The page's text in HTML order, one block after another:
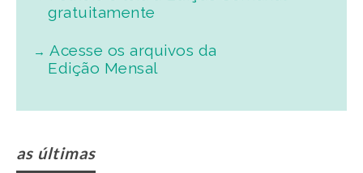
gratuitamente
Acesse os arquivos da
Edição Mensal
as últimas